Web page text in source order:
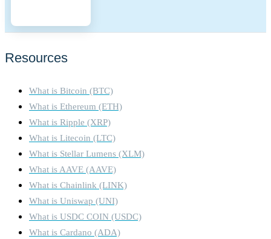
Resources
What is Bitcoin (BTC)
What is Ethereum (ETH)
What is Ripple (XRP)
What is Litecoin (LTC)
What is Stellar Lumens (XLM)
What is AAVE (AAVE)
What is Chainlink (LINK)
What is Uniswap (UNI)
What is USDC COIN (USDC)
What is Cardano (ADA)